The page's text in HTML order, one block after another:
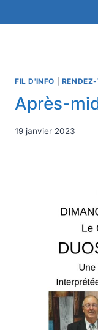
FIL D'INFO
Après-
19 janvier 2023